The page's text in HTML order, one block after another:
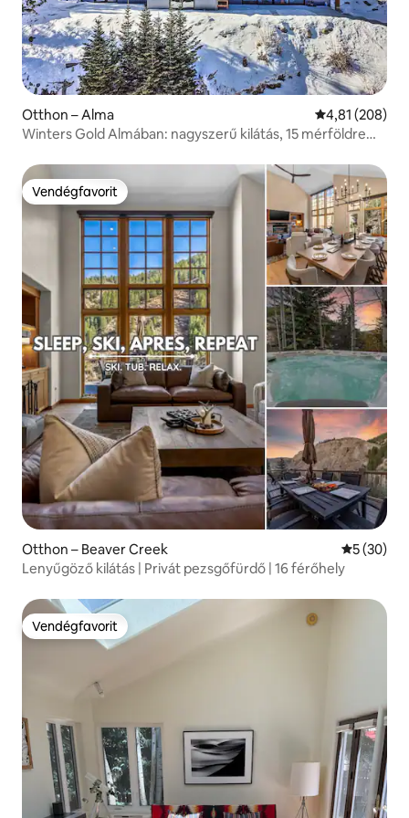
Otthon – Alma Átlagos
4,81 (208)
Winters Gold Almában: nagyszerű kilátás, 15 mérföldre
Vendégfavorit
Vendégfavorit
Otthon – Beaver Creek Átlagos
5 (30)
Lenyűgöző kilátás | Privát pezsgőfürdő | 16 férőhely
Vendégfavorit
Vendégfavorit